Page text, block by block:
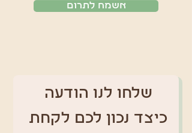
אשמח לתרום
שלחו לנו הודעה